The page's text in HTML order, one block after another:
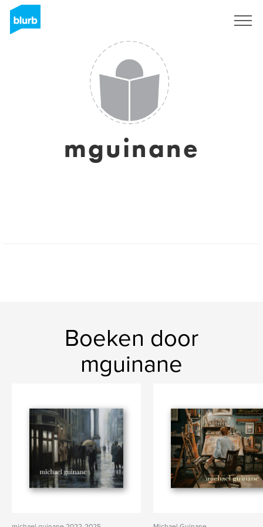
mguinane
Boeken door
mguinane